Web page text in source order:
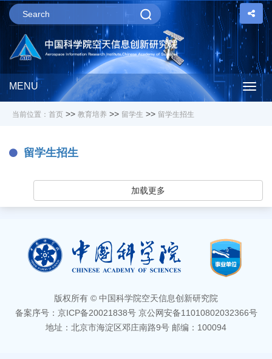
MENU
当前位置： 首页 >> 教育培养 >> 留学生 >> 留学生招生
留学生招生
加载更多
版权所有 © 中国科学院空天信息创新研究院
备案序号：京ICP备20021838号 京公网安备11010802032366号
地址：北京市海淀区邓庄南路9号 邮编：100094